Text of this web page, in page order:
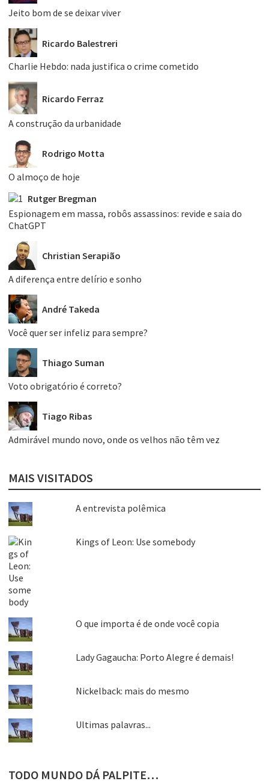
Jeito bom de se deixar viver
Ricardo Balestreri
Charlie Hebdo: nada justifica o crime cometido
Ricardo Ferraz
A construção da urbanidade
Rodrigo Motta
O almoço de hoje
Rutger Bregman
Espionagem em massa, robôs assassinos: revide e saia do
ChatGPT
Christian Serapião
A diferença entre delírio e sonho
André Takeda
Você quer ser infeliz para sempre?
Thiago Suman
Voto obrigatório é correto?
Tiago Ribas
Admirável mundo novo, onde os velhos não têm vez
MAIS VISITADOS
A entrevista polêmica
Kings of Leon: Use somebody
O que importa é de onde você copia
Lady Gagaucha: Porto Alegre é demais!
Nickelback: mais do mesmo
Ultimas palavras...
TODO MUNDO DÁ PALPITE…